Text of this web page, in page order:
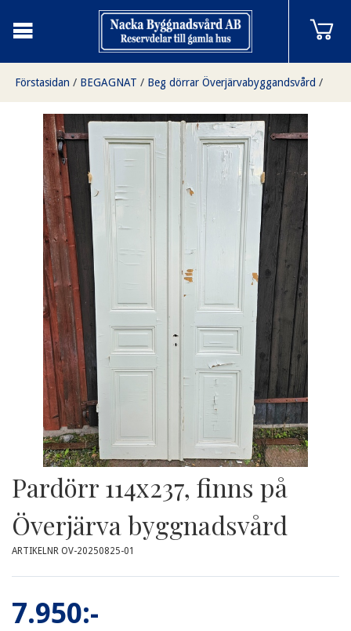
Förstasidan / BEGAGNAT / Beg dörrar Överjärvabyggandsvård /
Dubbeldörr utan glas /
Pardörr 114x237, finns på Överjärva byggnadsvård
Pardörr 114x237, finns på
Överjärva byggnadsvård
ARTIKELNR OV-20250825-01
7.950:-